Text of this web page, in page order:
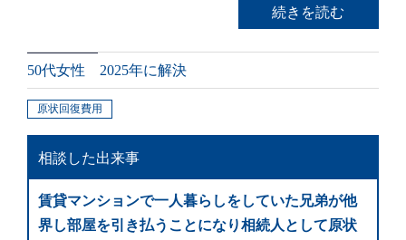
続きを読む
50代女性 2025年に解決
原状回復費用
相談した出来事
賃貸マンションで一人暮らしをしていた兄弟が他
界し部屋を引き払うことになり相続人として原状